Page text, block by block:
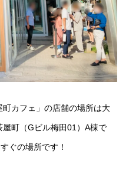
町カフェ」の店舗の場所は大
町（Gビル梅田01）A棟で
ぐの場所です！